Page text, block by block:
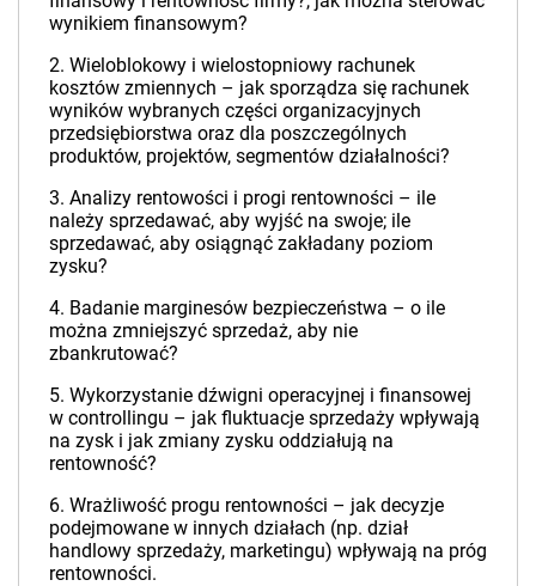
wynikiem finansowym?
2. Wieloblokowy i wielostopniowy rachunek
kosztów zmiennych – jak sporządza się rachunek
wyników wybranych części organizacyjnych
przedsiębiorstwa oraz dla poszczególnych
produktów, projektów, segmentów działalności?
3. Analizy rentowości i progi rentowności – ile
należy sprzedawać, aby wyjść na swoje; ile
sprzedawać, aby osiągnąć zakładany poziom
zysku?
4. Badanie marginesów bezpieczeństwa – o ile
można zmniejszyć sprzedaż, aby nie
zbankrutować?
5. Wykorzystanie dźwigni operacyjnej i finansowej
w controllingu – jak fluktuacje sprzedaży wpływają
na zysk i jak zmiany zysku oddziałują na
rentowność?
6. Wrażliwość progu rentowności – jak decyzje
podejmowane w innych działach (np. dział
handlowy sprzedaży, marketingu) wpływają na próg
rentowności.